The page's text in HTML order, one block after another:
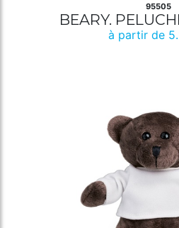
95505
BEARY.
à partir de